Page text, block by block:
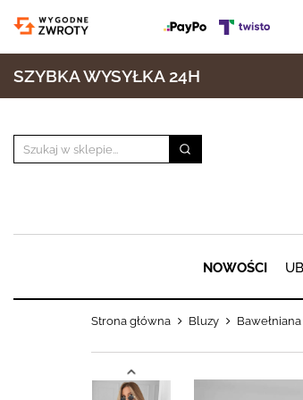
SZYBKA WYSYŁKA 24H
NOWOŚCI
Strona główna Bluzy